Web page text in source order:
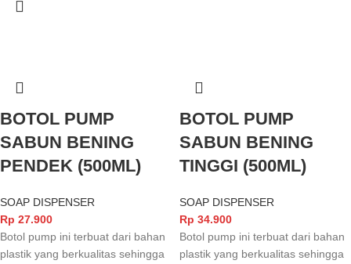
BOTOL PUMP
SABUN BENING
PENDEK (500ML)
SOAP DISPENSER
Rp 27.900
Botol pump ini terbuat dari bahan
plastik yang berkualitas sehingga
BOTOL PUMP
SABUN BENING
TINGGI (500ML)
SOAP DISPENSER
Rp 34.900
Botol pump ini terbuat dari bahan
plastik yang berkualitas sehingga